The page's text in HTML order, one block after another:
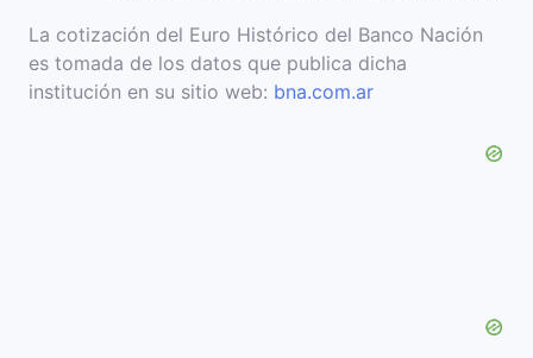
La cotización del Euro Histórico del Banco Nación
es tomada de los datos que publica dicha
institución en su sitio web: bna.com.ar